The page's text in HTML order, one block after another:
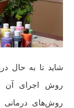
شاید تا به حال
روش اجرای آن
روش‌های